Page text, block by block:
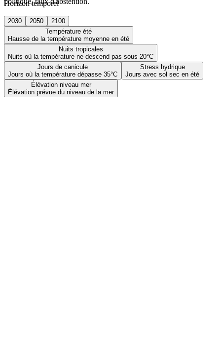
Horizon temporel
2030 2050
2100
Température été
Hausse de la température moyenne en été
Nuits tropicales
Nuits où la température ne descend pas sous 20°C
Jours de canicule
Jours où la température dépasse 35°C
Stress hydrique
Jours avec sol sec en été
Élévation niveau mer
Élévation prévue du niveau de la mer